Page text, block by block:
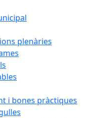
plenàries
i bones pràctiques